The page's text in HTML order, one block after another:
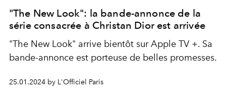
"The New Look": la bande-annonce de la
série consacrée à Christan Dior est arrivée
"The New Look" arrive bientôt sur Apple TV +. Sa
bande-annonce est porteuse de belles promesses.
25.01.2024 by L'Officiel Paris